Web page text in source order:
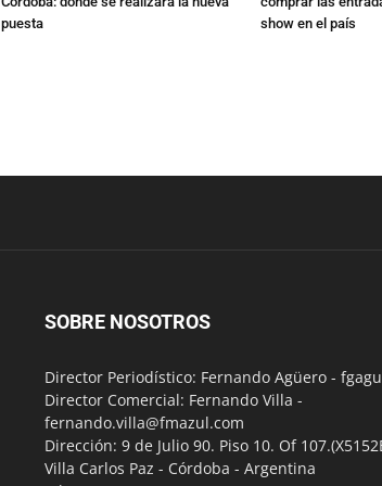
puesta
show en el país
SOBRE NOSOTROS
Director Periodístico: Fernando Agüero -
Director Comercial: Fernando Villa -
fernando.villa@fmazul.com
Dirección: 9 de Julio 90. Piso 10. Of
Villa Carlos Paz - Córdoba - Argentina